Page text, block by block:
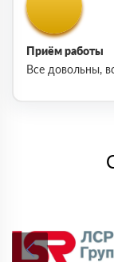
Приём работы
Все довольны,